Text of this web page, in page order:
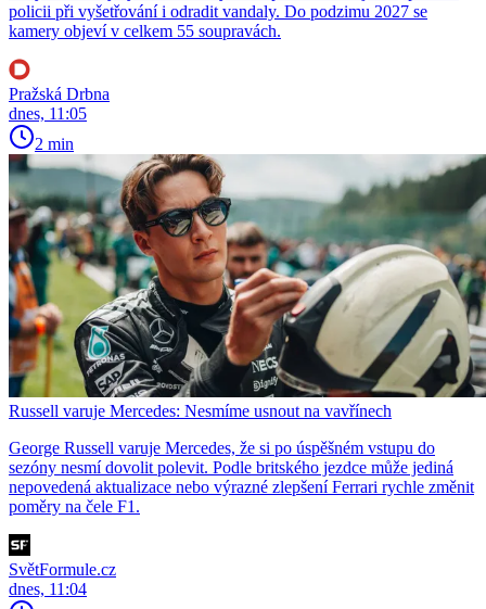
policii při vyšetřování i odradit vandaly. Do podzimu 2027 se
kamery objeví v celkem 55 soupravách.
Pražská Drbna
dnes, 11:05
2 min
Russell varuje Mercedes: Nesmíme usnout na vavřínech
George Russell varuje Mercedes, že si po úspěšném vstupu do
sezóny nesmí dovolit polevit. Podle britského jezdce může jediná
nepovedená aktualizace nebo výrazné zlepšení Ferrari rychle změnit
poměry na čele F1.
SvětFormule.cz
dnes, 11:04